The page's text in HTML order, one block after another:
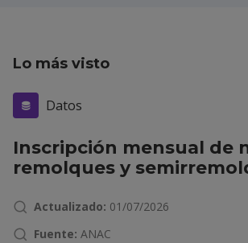
Lo más visto
Datos
Inscripción mensual de
remolques y
Actualizado: 01/07/2026
Fuente: ANAC